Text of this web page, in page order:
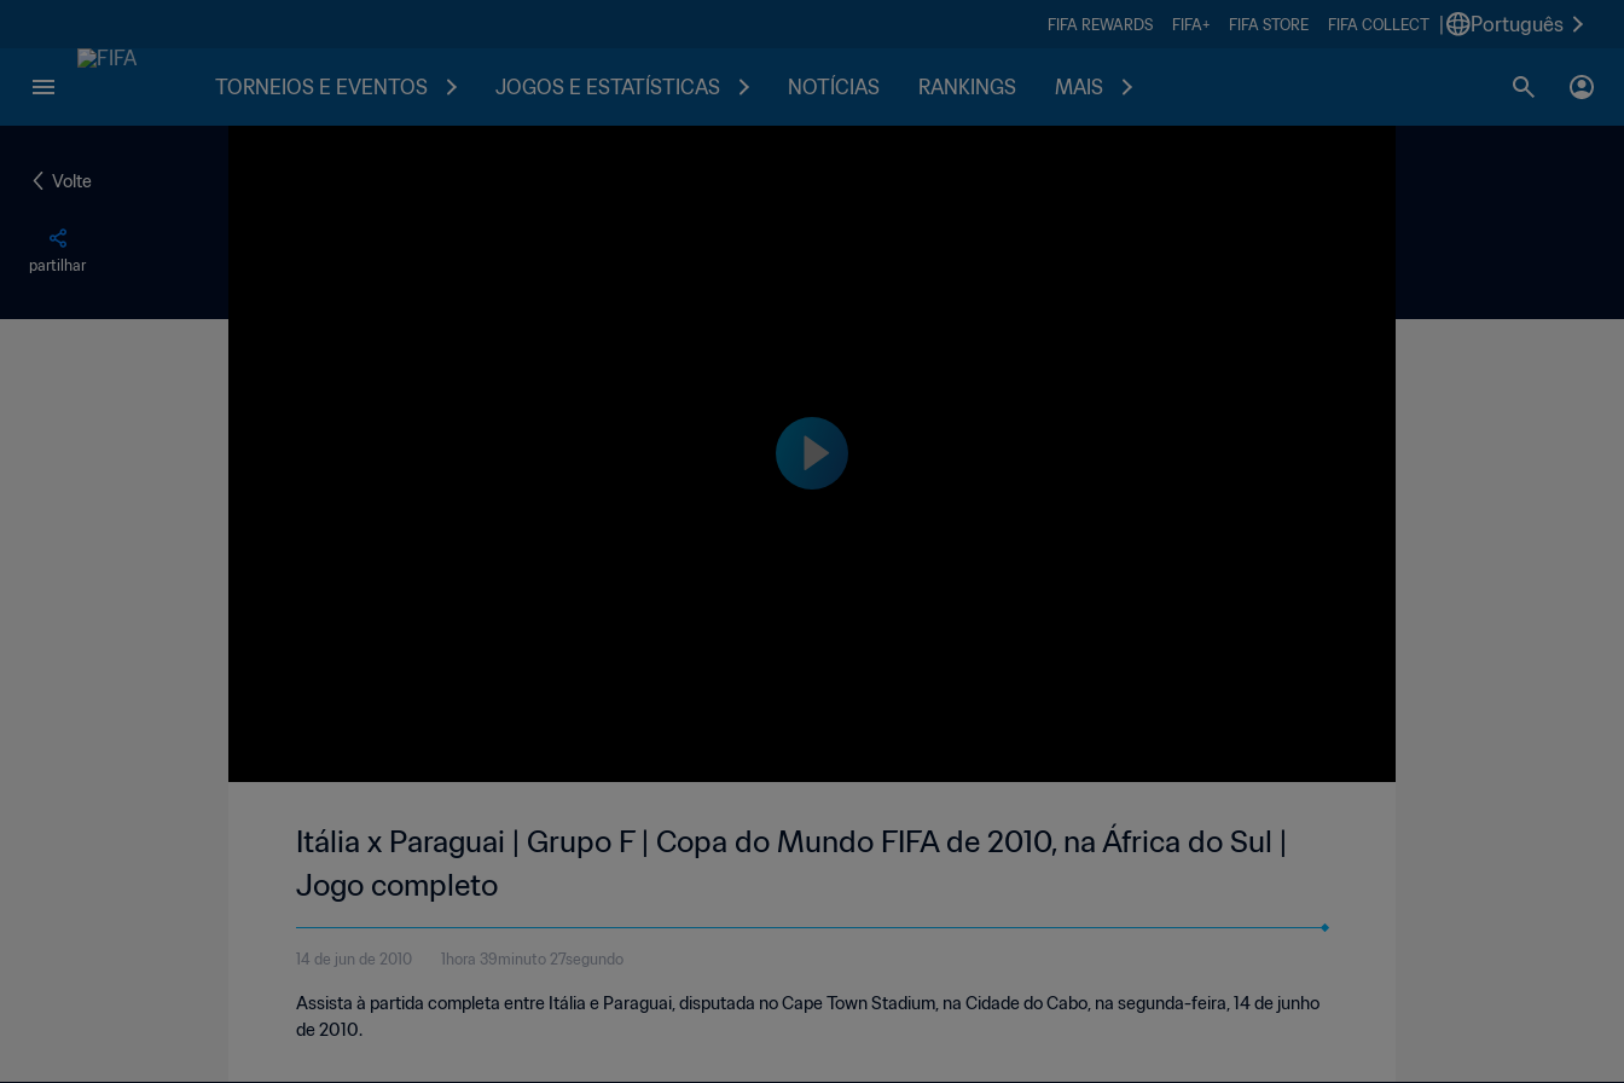
FIFA REWARDS FIFA+ FIFA STORE FIFA COLLECT Português
TORNEIOS E EVENTOS JOGOS E ESTATÍSTICAS NOTÍCIAS RANKINGS MAIS
Volte
partilhar
Itália x Paraguai | Grupo F | Copa do Mundo FIFA de 2010, na África do Sul |
Jogo completo
14 de jun de 2010 1hora 39minuto 27segundo
Assista à partida completa entre Itália e Paraguai, disputada no Cape Town Stadium, na Cidade do Cabo, na segunda-feira, 14 de junho
de 2010.